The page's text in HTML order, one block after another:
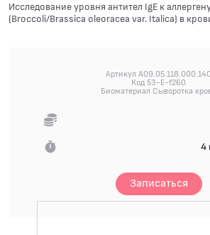
Исследование уровня антител IgE к
(Broccoli/Brassica oleoracea var. Italica) в
Артикул A09.05.118.000.140
Код 53-E-f260
Биоматериал Сыворотка
4
Записаться